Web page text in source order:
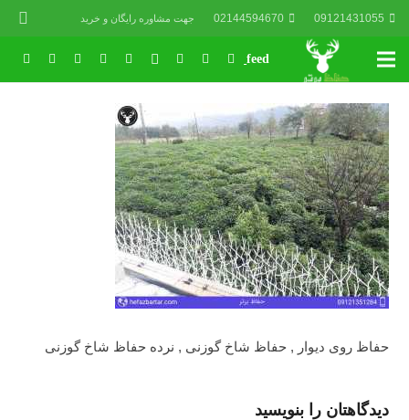
09121431055
02144594670 جهت مشاوره رایگان و خرید
حفاظ روی دیوار , حفاظ شاخ گوزنی , نرده حفاظ شاخ گوزنی
دیدگاهتان را بنویسید